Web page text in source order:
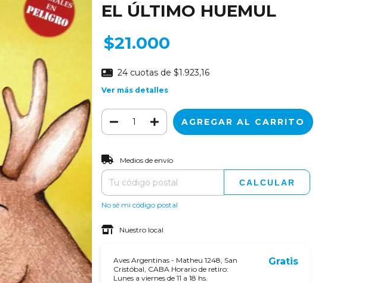
EL ÚLTIMO HUEMUL
$21.000
24 cuotas de $1.923,16
Ver más detalles
Entregas para el CP:
Medios de envío
CALCULAR
No sé mi código postal
Nuestro local
Aves Argentinas - Matheu 1248, San
Cristóbal, CABA Horario de retiro:
Lunes a viernes de 11 a 18 hs.
Gratis